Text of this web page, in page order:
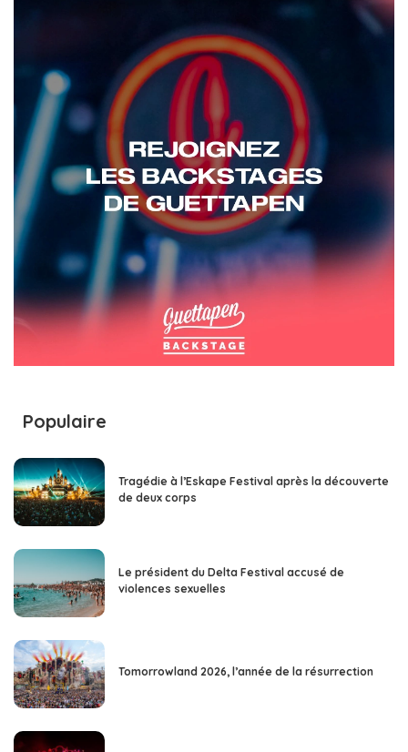
Populaire
Tragédie à l’Eskape Festival après la découverte
de deux corps
Le président du Delta Festival accusé de
violences sexuelles
Tomorrowland 2026, l’année de la résurrection